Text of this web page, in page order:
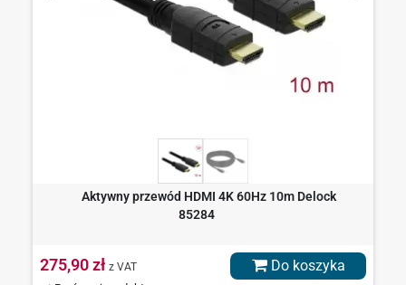
Aktywny przewód HDMI 4K 60Hz 10m Delock
85284
275,90 zł z VAT Do koszyka